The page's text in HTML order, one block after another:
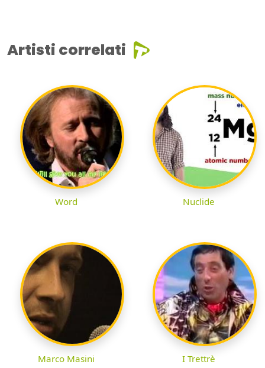
Artisti correlati
Word Nuclide
Marco Masini I Trettrè